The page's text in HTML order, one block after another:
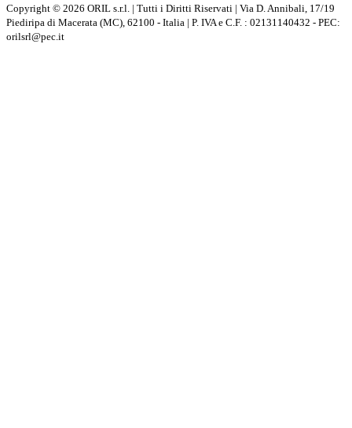
Copyright © 2026 ORIL s.r.l. | Tutti i Diritti Riservati | Via D. Annibali, 17/19
Piediripa di Macerata (MC), 62100 - Italia | P. IVA e C.F. : 02131140432 - PEC:
orilsrl@pec.it